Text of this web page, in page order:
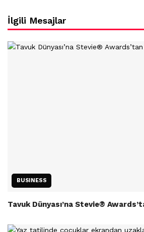
İlgili Mesajlar
BUSINESS
Tavuk Dünyası’na Stevie®